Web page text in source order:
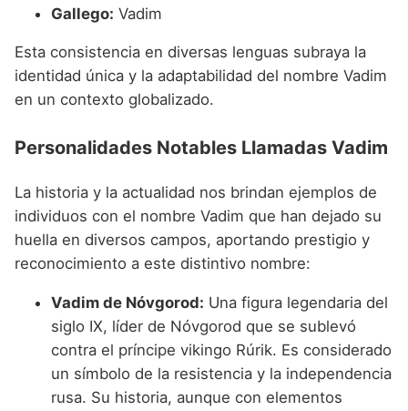
Gallego: Vadim
Esta consistencia en diversas lenguas subraya la
identidad única y la adaptabilidad del nombre Vadim
en un contexto globalizado.
Personalidades Notables Llamadas Vadim
La historia y la actualidad nos brindan ejemplos de
individuos con el nombre Vadim que han dejado su
huella en diversos campos, aportando prestigio y
reconocimiento a este distintivo nombre:
Vadim de Nóvgorod: Una figura legendaria del
siglo IX, líder de Nóvgorod que se sublevó
contra el príncipe vikingo Rúrik. Es considerado
un símbolo de la resistencia y la independencia
rusa. Su historia, aunque con elementos